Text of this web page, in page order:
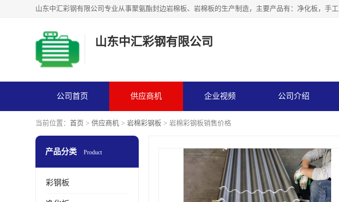
山东中汇彩钢有限公司
公司首页 供应商机 企业视频 公司介绍
当前位置： 首页 > 供应商机 > 岩棉彩钢板 > 岩棉彩钢板销售价格
产品分类 Product
彩钢板